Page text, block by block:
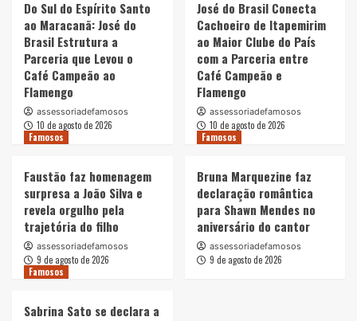
Do Sul do Espírito Santo
ao Maracanã: José do
Brasil Estrutura a
Parceria que Levou o
Café Campeão ao
Flamengo
assessoriadefamosos
10 de agosto de 2026
José do Brasil Conecta
Cachoeiro de Itapemirim
ao Maior Clube do País
com a Parceria entre
Café Campeão e
Flamengo
assessoriadefamosos
10 de agosto de 2026
Famosos
Faustão faz homenagem
surpresa a João Silva e
revela orgulho pela
trajetória do filho
assessoriadefamosos
9 de agosto de 2026
Famosos
Bruna Marquezine faz
declaração romântica
para Shawn Mendes no
aniversário do cantor
assessoriadefamosos
9 de agosto de 2026
Famosos
Sabrina Sato se declara a